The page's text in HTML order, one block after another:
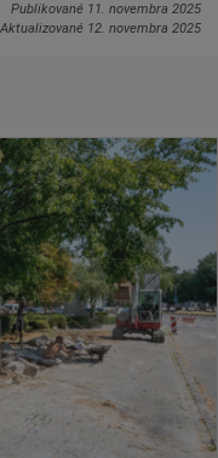
Publikované 11. novembra 2025
Aktualizované 12. novembra 2025